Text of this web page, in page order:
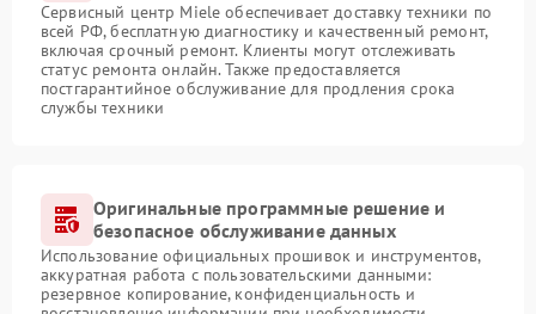
Сервисный центр Miele обеспечивает доставку техники по
всей РФ, бесплатную диагностику и качественный ремонт,
включая срочный ремонт. Клиенты могут отслеживать
статус ремонта онлайн. Также предоставляется
постгарантийное обслуживание для продления срока
службы техники
Оригинальные программные решение и
безопасное обслуживание данных
Использование официальных прошивок и инструментов,
аккуратная работа с пользовательскими данными:
резервное копирование, конфиденциальность и